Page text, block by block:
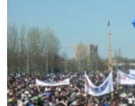
FOTOQALEREYA
İNFOQRAFIKA
KARIKATURA
OXU ZALI
AZƏRBAYCAN ƏDƏBIYYATI
İSLAM VƏ DEMOKRATIYA
İZ - MƏDƏNIYYƏT PROQRAMI
HAQQIMIZDA
MISSIYAMIZ
PEŞƏ ETIKASI VƏ JURNALISTIKA
MATERIALLARIMIZDAN ISTIFADƏ
BIZI IZLƏ